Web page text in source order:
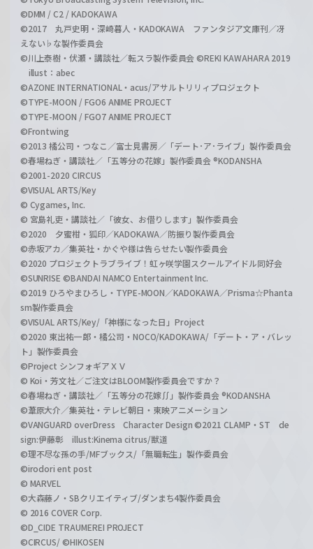
©DMM / C2 / KADOKAWA
©2017 丸戸史明・深崎暮人・KADOKAWA ファンタジア文庫刊／冴
えない♭な製作委員会
©川上泰樹・伏瀬・講談社／転スラ製作委員会 ©REKI KAWAHARA 2019
illust：abec
©AZONE INTERNATIONAL・acus/アサルトリリィプロジェクト
©TYPE-MOON / FGO6 ANIME PROJECT
©TYPE-MOON / FGO7 ANIME PROJECT
©Frontwing
©2013 橘公司・つなこ／富士見書房／「デート･ア･ライブ」製作委員会
©春場ねぎ・講談社／「五等分の花嫁」製作委員会 ®KODANSHA
©2001-2020 CIRCUS
©VISUAL ARTS/Key
© Cygames, Inc.
© 宮島礼吏・講談社／「彼女、お借りします」製作委員会
©2020 夕蜜柑・狐印／KADOKAWA／防振り製作委員会
©赤坂アカ／集英社・かぐや様は告らせたい製作委員会
©2020 プロジェクトラブライブ！虹ヶ咲学園スクールアイドル同好会
©SUNRISE ©BANDAI NAMCO Entertainment Inc.
©2019 ひろやまひろし・TYPE-MOON／KADOKAWA／Prisma☆Phanta
sm製作委員会
©VISUAL ARTS/Key/「神様になった日」Project
©2020 東出祐一郎・橘公司・NOCO/KADOKAWA/「デート・ア・バレッ
ト」製作委員会
©Project シンフォギアＸＶ
© Koi・芳文社／ご注文はBLOOM製作委員会ですか？
©春場ねぎ・講談社／「五等分の花嫁∬」製作委員会 ®KODANSHA
©葦原大介／集英社・テレビ朝日・東映アニメーション
©VANGUARD overDress Character Design ©2021 CLAMP・ST de
sign:伊藤彰 illust:Kinema citrus/獣道
©理不尽な孫の手/MFブックス/「無職転生」製作委員会
©irodori ent post
© MARVEL
©大森藤ノ・SBクリエイティブ/ダンまち4製作委員会
© 2016 COVER Corp.
©D_CIDE TRAUMEREI PROJECT
©CIRCUS/ ©HIKOSEN